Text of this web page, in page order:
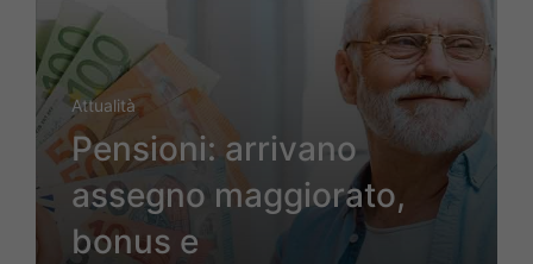
Attualità
Pensioni: arrivano
assegno maggiorato,
bonus e